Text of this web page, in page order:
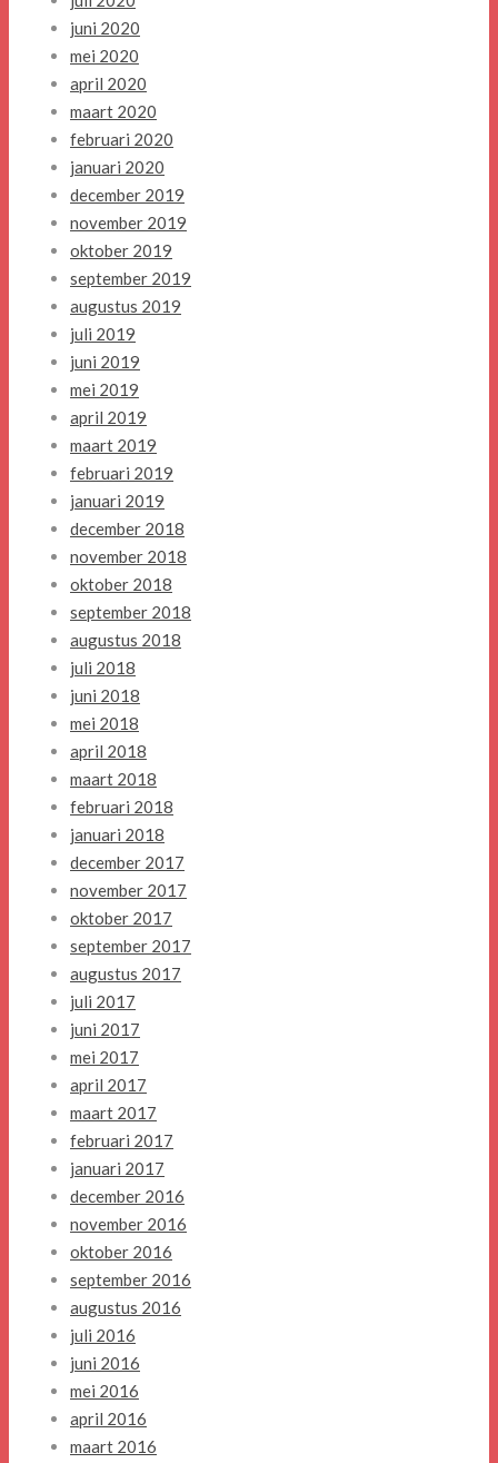
juni 2020
mei 2020
april 2020
maart 2020
februari 2020
januari 2020
december 2019
november 2019
oktober 2019
september 2019
augustus 2019
juli 2019
juni 2019
mei 2019
april 2019
maart 2019
februari 2019
januari 2019
december 2018
november 2018
oktober 2018
september 2018
augustus 2018
juli 2018
juni 2018
mei 2018
april 2018
maart 2018
februari 2018
januari 2018
december 2017
november 2017
oktober 2017
september 2017
augustus 2017
juli 2017
juni 2017
mei 2017
april 2017
maart 2017
februari 2017
januari 2017
december 2016
november 2016
oktober 2016
september 2016
augustus 2016
juli 2016
juni 2016
mei 2016
april 2016
maart 2016